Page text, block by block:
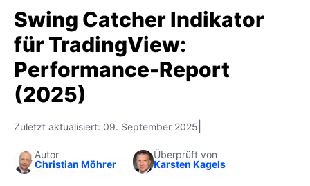
Swing Catcher Indikator
für TradingView:
Performance-Report
(2025)
Zuletzt aktualisiert: 09. September 2025
Autor
Christian Möhrer
Überprüft von
Karsten Kagels